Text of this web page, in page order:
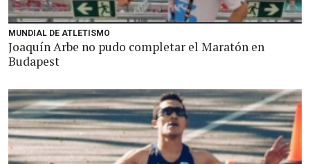
MUNDIAL DE ATLETISMO
Joaquín Arbe no pudo completar el Maratón en
Budapest